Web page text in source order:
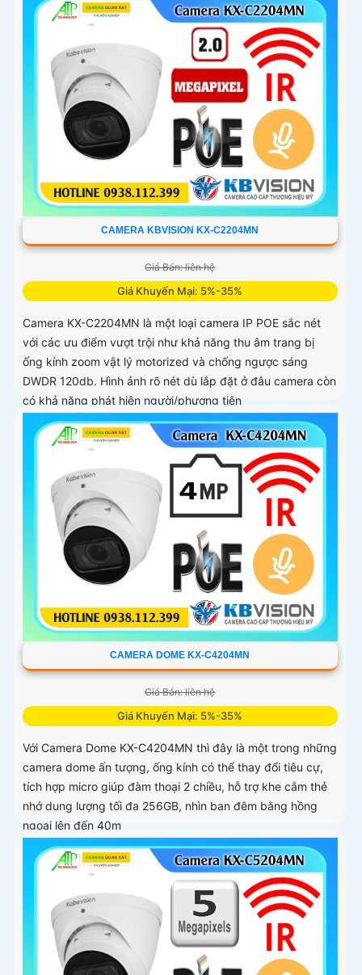
CAMERA KBVISION KX-C2204MN
Giá Bán: liên hệ
Giá Khuyến Mại: 5%-35%
Camera KX-C2204MN là một loại camera IP POE sắc nét
với các ưu điểm vượt trội như khả năng thu âm trang bị
ống kính zoom vật lý motorized và chống ngược sáng
DWDR 120db. Hình ảnh rõ nét dù lắp đặt ở đâu camera còn
có khả năng phát hiện người/phương tiện
CAMERA DOME KX-C4204MN
Giá Bán: liên hệ
Giá Khuyến Mại: 5%-35%
Với Camera Dome KX-C4204MN thì đây là một trong những
camera dome ấn tượng, ống kính có thể thay đổi tiêu cự,
tích hợp micro giúp đàm thoại 2 chiều, hỗ trợ khe cắm thẻ
nhớ dung lượng tối đa 256GB, nhìn ban đêm bằng hồng
ngoại lên đến 40m